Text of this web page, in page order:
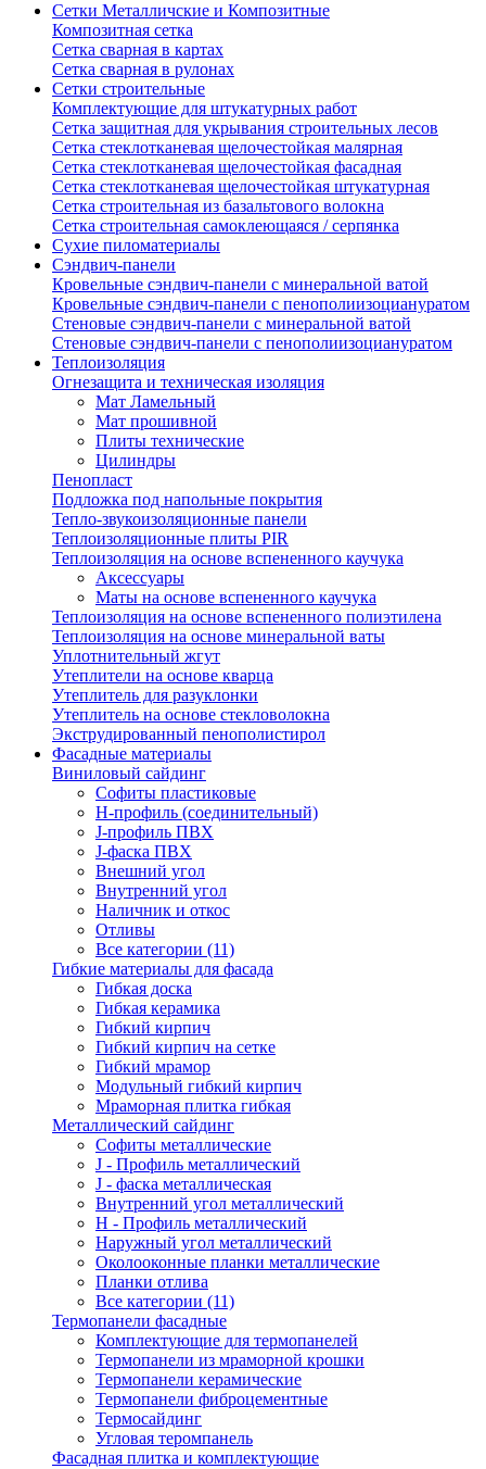
Сетки Металличские и Композитные
Композитная сетка
Сетка сварная в картах
Сетка сварная в рулонах
Сетки строительные
Комплектующие для штукатурных работ
Сетка защитная для укрывания строительных лесов
Сетка стеклотканевая щелочестойкая малярная
Сетка стеклотканевая щелочестойкая фасадная
Сетка стеклотканевая щелочестойкая штукатурная
Сетка строительная из базальтового волокна
Сетка строительная самоклеющаяся / серпянка
Сухие пиломатериалы
Сэндвич-панели
Кровельные сэндвич-панели с минеральной ватой
Кровельные сэндвич-панели с пенополиизоциануратом
Стеновые сэндвич-панели с минеральной ватой
Стеновые сэндвич-панели с пенополиизоциануратом
Теплоизоляция
Огнезащита и техническая изоляция
Мат Ламельный
Мат прошивной
Плиты технические
Цилиндры
Пенопласт
Подложка под напольные покрытия
Тепло-звукоизоляционные панели
Теплоизоляционные плиты PIR
Теплоизоляция на основе вспененного каучука
Аксессуары
Маты на основе вспененного каучука
Теплоизоляция на основе вспененного полиэтилена
Теплоизоляция на основе минеральной ваты
Уплотнительный жгут
Утеплители на основе кварца
Утеплитель для разуклонки
Утеплитель на основе стекловолокна
Экструдированный пенополистирол
Фасадные материалы
Виниловый сайдинг
Cофиты пластиковые
H-профиль (соединительный)
J-профиль ПВХ
J-фаска ПВХ
Внешний угол
Внутренний угол
Наличник и откос
Отливы
Все категории (11)
Гибкие материалы для фасада
Гибкая доска
Гибкая керамика
Гибкий кирпич
Гибкий кирпич на сетке
Гибкий мрамор
Модульный гибкий кирпич
Мраморная плитка гибкая
Металлический сайдинг
Cофиты металлические
J - Профиль металлический
J - фаска металлическая
Внутренний угол металлический
Н - Профиль металлический
Наружный угол металлический
Околооконные планки металлические
Планки отлива
Все категории (11)
Термопанели фасадные
Комплектующие для термопанелей
Термопанели из мраморной крошки
Термопанели керамические
Термопанели фиброцементные
Термосайдинг
Угловая теромпанель
Фасадная плитка и комплектующие